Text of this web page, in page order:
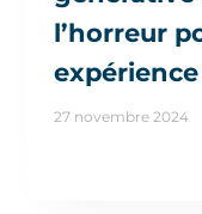
l’horreur
27 novembre 2024